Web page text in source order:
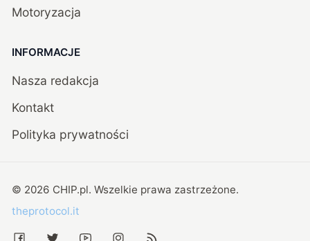
Motoryzacja
INFORMACJE
Nasza redakcja
Kontakt
Polityka prywatności
© 2026 CHIP.pl. Wszelkie prawa zastrzeżone.
theprotocol.it